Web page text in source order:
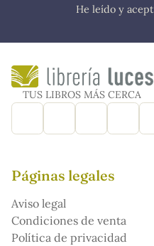
He leído y
TUS LIBROS MÁS CERCA
Páginas legales
Aviso legal
Condiciones de venta
Política de privacidad